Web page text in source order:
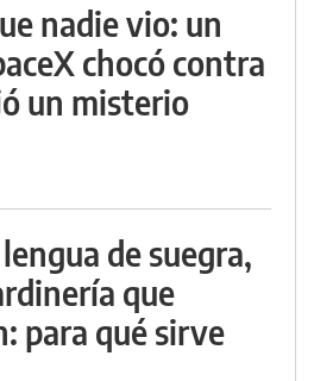
nadie vio: un
chocó contra
un misterio
de suegra,
que
para qué sirve